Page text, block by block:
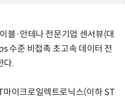
블·안테나 전문기업 센서뷰(대
수준 비접촉 초고속 데이터 전
다.
마이크로일렉트로닉스(이하 ST